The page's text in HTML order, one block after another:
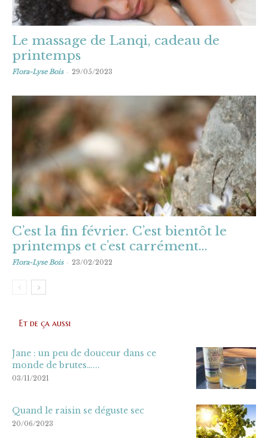
Le massage de Lanqi, cadeau de
printemps
Flora-Lyse Bois - 29/05/2023
C’est la fin février. C’est bientôt le
printemps et c’est carrément...
Flora-Lyse Bois - 23/02/2022
Et de ça aussi
Jane : un peu de douceur dans ce
monde de brutes…...
03/11/2021
Quand le raisin se déguste sec
20/06/2023